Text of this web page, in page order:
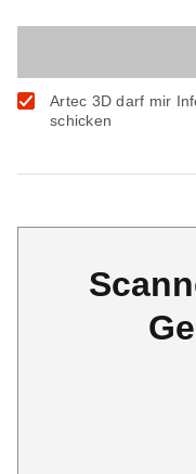
Artec 3D darf mir
schicken